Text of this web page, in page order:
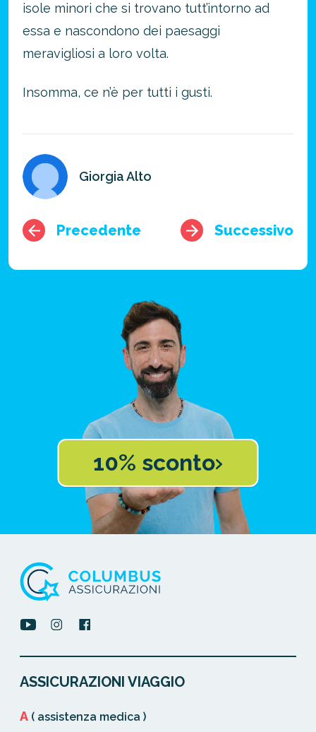
isole minori che si trovano tutt’intorno ad
essa e nascondono dei paesaggi
meravigliosi a loro volta.
Insomma, ce n’è per tutti i gusti.
Giorgia Alto
Precedente Successivo
10% sconto
ASSICURAZIONI VIAGGIO
A ( assistenza medica )